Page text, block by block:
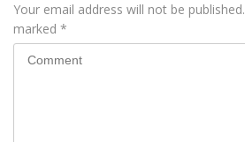
Your email address will not be published.
marked *